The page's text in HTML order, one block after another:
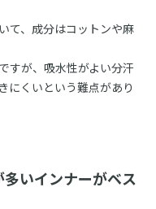
て、成分はコットンや麻
すが、吸水性がよい分汗
にくいという難点があり
いインナーがベス